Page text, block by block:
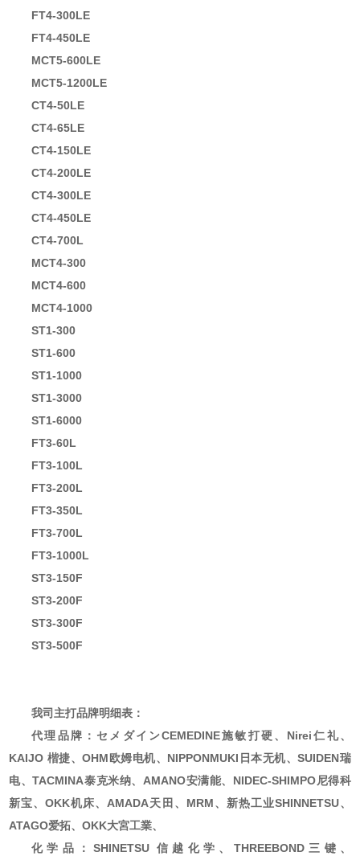
FT4-300LE
FT4-450LE
MCT5-600LE
MCT5-1200LE
CT4-50LE
CT4-65LE
CT4-150LE
CT4-200LE
CT4-300LE
CT4-450LE
CT4-700L
MCT4-300
MCT4-600
MCT4-1000
ST1-300
ST1-600
ST1-1000
ST1-3000
ST1-6000
FT3-60L
FT3-100L
FT3-200L
FT3-350L
FT3-700L
FT3-1000L
ST3-150F
ST3-200F
ST3-300F
ST3-500F
我司主打品牌明细表：
代理品牌：セメダインCEMEDINE施敏打硬、Nirei仁礼、
KAIJO 楷捷、OHM欧姆电机、NIPPONMUKI日本无机、SUIDEN瑞
电、TACMINA泰克米纳、AMANO安满能、NIDEC-SHIMPO尼得科
新宝、OKK机床、AMADA天田、MRM、新热工业SHINNETSU、
ATAGO爱拓、OKK大宮工業、
化学品：SHINETSU 信越化学、THREEBOND三键、